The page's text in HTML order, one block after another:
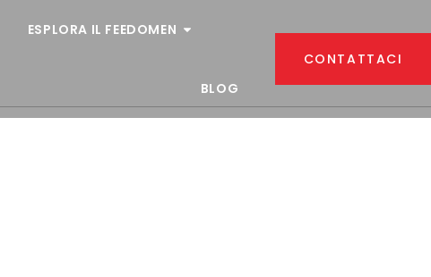
ESPLORA IL FEEDOMEN
BLOG
CONTATTACI